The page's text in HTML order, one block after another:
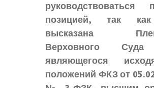
руководствоваться
позицией, так
высказана
Верховного
являющегося
положений ФКЗ от